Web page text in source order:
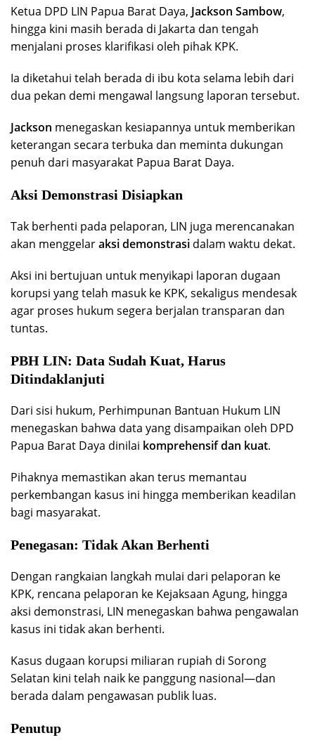
Ketua DPD LIN Papua Barat Daya, Jackson Sambow,
hingga kini masih berada di Jakarta dan tengah
menjalani proses klarifikasi oleh pihak KPK.
Ia diketahui telah berada di ibu kota selama lebih dari
dua pekan demi mengawal langsung laporan tersebut.
Jackson menegaskan kesiapannya untuk memberikan
keterangan secara terbuka dan meminta dukungan
penuh dari masyarakat Papua Barat Daya.
Aksi Demonstrasi Disiapkan
Tak berhenti pada pelaporan, LIN juga merencanakan
akan menggelaraksi demonstrasi dalam waktu dekat.
Aksi ini bertujuan untuk menyikapi laporan dugaan
korupsi yang telah masuk ke KPK, sekaligus mendesak
agar proses hukum segera berjalan transparan dan
tuntas.
PBH LIN: Data Sudah Kuat, Harus
Ditindaklanjuti
Dari sisi hukum, Perhimpunan Bantuan Hukum LIN
menegaskan bahwa data yang disampaikan oleh DPD
Papua Barat Daya dinilai komprehensif dan kuat.
Pihaknya memastikan akan terus memantau
perkembangan kasus ini hingga memberikan keadilan
bagi masyarakat.
Penegasan: Tidak Akan Berhenti
Dengan rangkaian langkah mulai dari pelaporan ke
KPK, rencana pelaporan ke Kejaksaan Agung, hingga
aksi demonstrasi, LIN menegaskan bahwa pengawalan
kasus ini tidak akan berhenti.
Kasus dugaan korupsi miliaran rupiah di Sorong
Selatan kini telah naik ke panggung nasional—dan
berada dalam pengawasan publik luas.
Penutup